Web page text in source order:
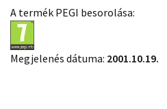
A termék PEGI besorolása:
Megjelenés dátuma: 2001.10.19.